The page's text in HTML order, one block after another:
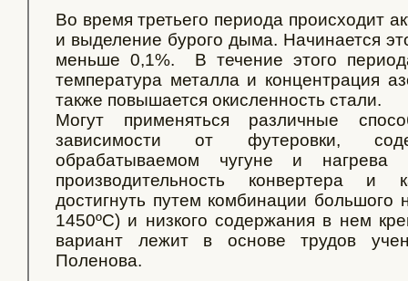
Во время третьего периода происходит
и выделение бурого дыма. Начинается
меньше 0,1%. В течение этого
температура металла и концентрация
также повышается окисленность стали.
Могут применяться различные
зависимости от футеровки,
обрабатываемом чугуне и
производительность конвертера и
достигнуть путем комбинации большого
1450ºС) и низкого содержания в нем
вариант лежит в основе трудов
Поленова.